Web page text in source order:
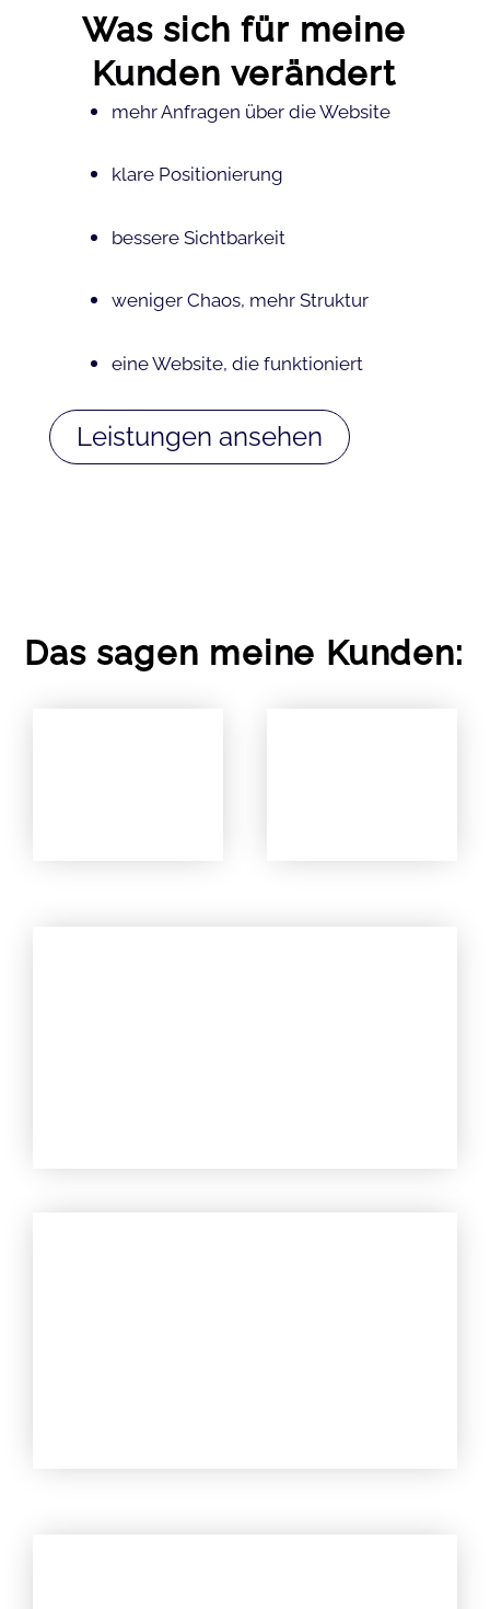
Was sich für meine
Kunden verändert
mehr Anfragen über die Website
klare Positionierung
bessere Sichtbarkeit
weniger Chaos, mehr Struktur
eine Website, die funktioniert
Leistungen ansehen
Das sagen meine Kunden: